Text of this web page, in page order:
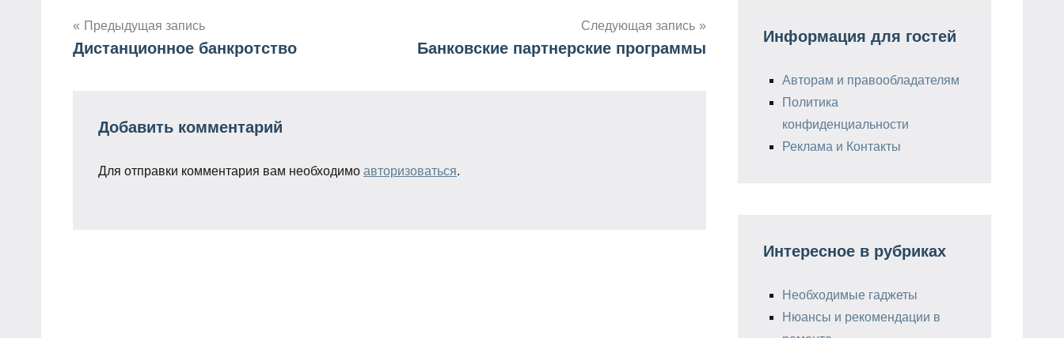
Навигация
Предыдущая запись
Дистанционное банкротство
Следующая запись
Банковские партнерские программы
Добавить комментарий
Для отправки комментария вам необходимо авторизоваться.
Информация для гостей
Авторам и правообладателям
Политика
конфиденциальности
Реклама и Контакты
Интересное в рубриках
Необходимые гаджеты
Нюансы и рекомендации в